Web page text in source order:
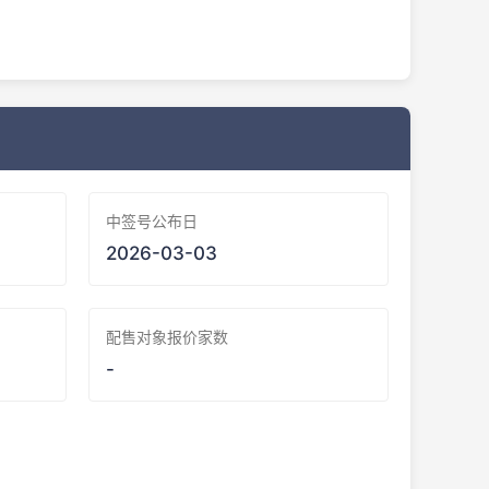
中签号公布日
2026-03-03
配售对象报价家数
-